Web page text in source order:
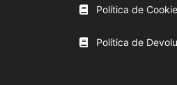
Política de
Política de